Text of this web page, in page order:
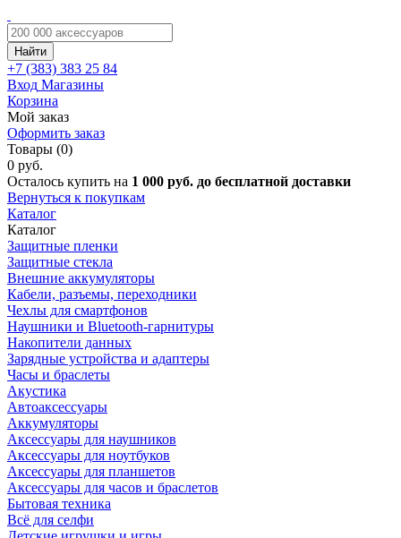
Найти
+7 (383) 383 25 84
Вход Магазины
Корзина
Мой заказ
Оформить заказ
Товары (0)
0 руб.
Осталось купить на 1 000 руб. до бесплатной доставки
Вернуться к покупкам
Каталог
Каталог
Защитные пленки
Защитные стекла
Внешние аккумуляторы
Кабели, разъемы, переходники
Чехлы для смартфонов
Наушники и Bluetooth-гарнитуры
Накопители данных
Зарядные устройства и адаптеры
Часы и браслеты
Акустика
Автоаксессуары
Аккумуляторы
Аксессуары для наушников
Аксессуары для ноутбуков
Аксессуары для планшетов
Аксессуары для часов и браслетов
Бытовая техника
Всё для селфи